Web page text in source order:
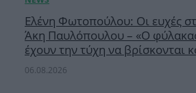
Ελένη Φωτοπούλου: Οι ευχές
Άκη Παυλόπουλου – «Ο
έχουν την τύχη να βρίσκονται
06.08.2026